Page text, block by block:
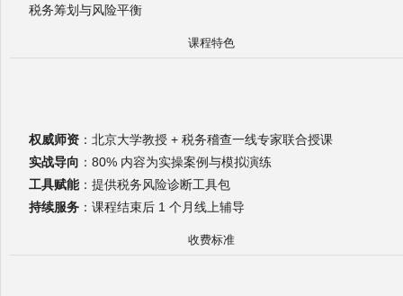
税务筹划与风险平衡
课程特色
权威师资 ：北京大学教授 + 税务稽查一线专家联合授课
实战导向 ：80% 内容为实操案例与模拟演练
工具赋能：提供税务风险诊断工具包
持续服务 ：课程结束后 1 个月线上辅导
收费标准